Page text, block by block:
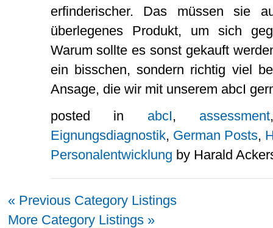
erfinderischer. Das müssen sie
überlegenes Produkt, um sich
Warum sollte es sonst gekauft
ein bisschen, sondern richtig viel
Ansage, die wir mit unserem abcI
posted in abcI, assessment
Eignungsdiagnostik, German Posts,
Personalentwicklung by Harald
« Previous Category Listings
More Category Listings »